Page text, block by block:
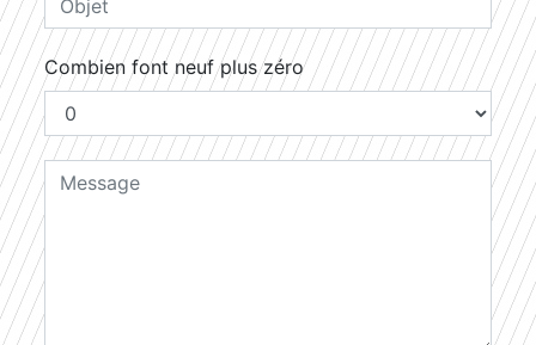
Combien font neuf plus zéro